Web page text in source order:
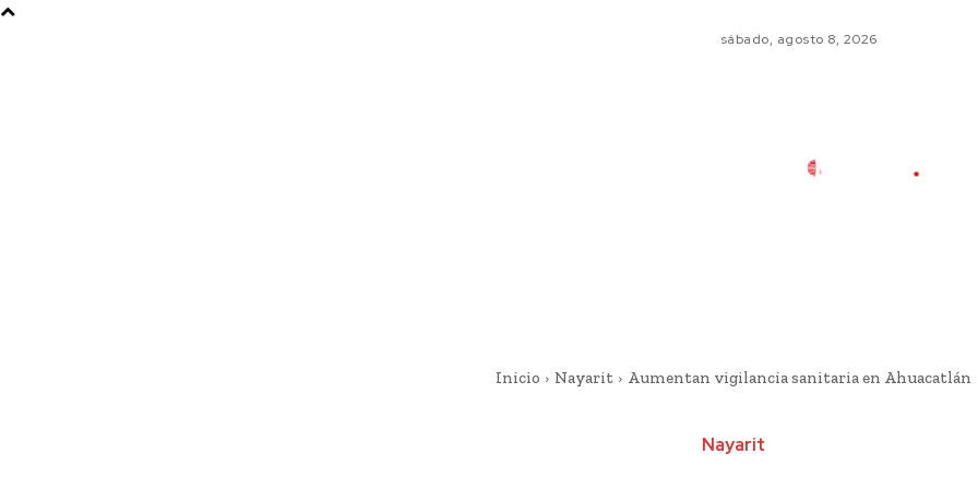
sábado, agosto 8, 2026
Inicio Nayarit Aumentan vigilancia sanitaria en Ahuacatlán
Nayarit